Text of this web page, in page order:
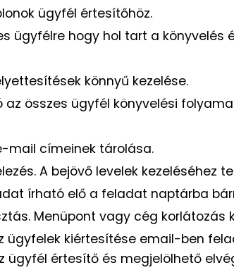
ügyfél értesítőhöz.
ügyfélre hogy hol tart a
könnyű kezelése.
összes ügyfél könyvelési
mail címeinek tárolása.
A bejövő levelek kezeléséhez
írható elő a feladat naptárba
Menüpont vagy cég korlátozás
kiértesítése email-ben
értesítő és megjelölhető